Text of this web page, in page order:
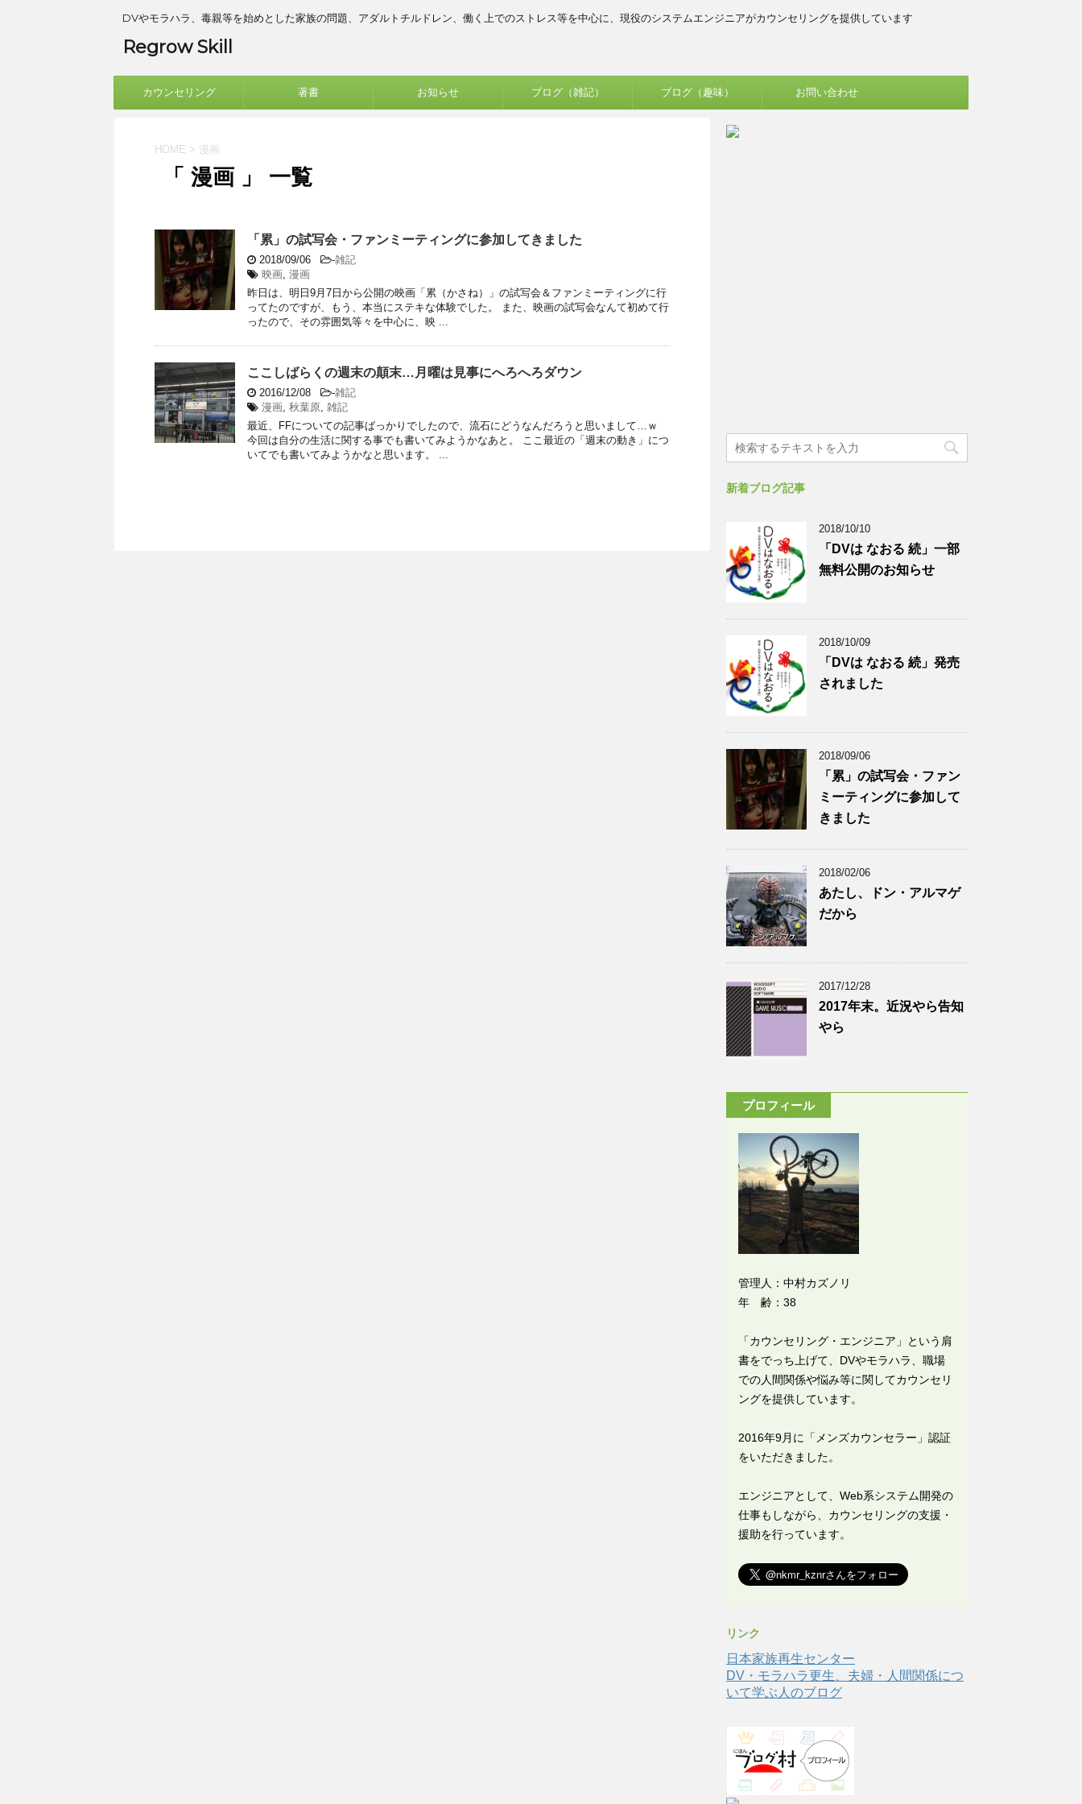
DVやモラハラ、毒親等を始めとした家族の問題、アダルトチルドレン、働く上でのストレス等を中心に、現役のシステムエンジニアがカウンセリングを提供しています
Regrow Skill
カウンセリング 著書 お知らせ ブログ（雑記） ブログ（趣味） お問い合わせ
HOME > 漫画
「 漫画 」 一覧
「累」の試写会・ファンミーティングに参加してきました
2018/09/06 -雑記
映画, 漫画
昨日は、明日9月7日から公開の映画「累（かさね）」の試写会＆ファンミーティングに行
ってたのですが、もう、本当にステキな体験でした。 また、映画の試写会なんて初めて行
ったので、その雰囲気等々を中心に、映 ...
ここしばらくの週末の顛末…月曜は見事にへろへろダウン
2016/12/08 -雑記
漫画, 秋葉原, 雑記
最近、FFについての記事ばっかりでしたので、流石にどうなんだろうと思いまして…ｗ
今回は自分の生活に関する事でも書いてみようかなあと。 ここ最近の「週末の動き」につ
いてでも書いてみようかなと思います。 ...
新着ブログ記事
2018/10/10
「DVは なおる 続」一部
無料公開のお知らせ
2018/10/09
「DVは なおる 続」発売
されました
2018/09/06
「累」の試写会・ファン
ミーティングに参加して
きました
2018/02/06
あたし、ドン・アルマゲ
だから
2017/12/28
2017年末。近況やら告知
やら
プロフィール
管理人：中村カズノリ
年 齢：38
「カウンセリング・エンジニア」という肩
書をでっち上げて、DVやモラハラ、職場
での人間関係や悩み等に関してカウンセリ
ングを提供しています。
2016年9月に「メンズカウンセラー」認証
をいただきました。
エンジニアとして、Web系システム開発の
仕事もしながら、カウンセリングの支援・
援助を行っています。
リンク
日本家族再生センター
DV・モラハラ更生、夫婦・人間関係につ
いて学ぶ人のブログ